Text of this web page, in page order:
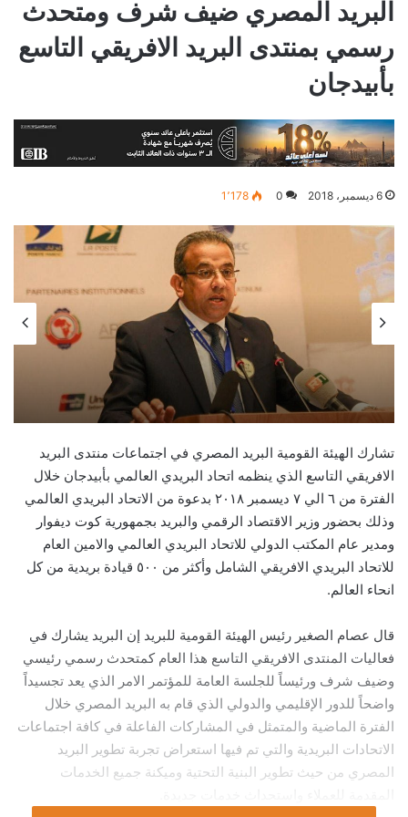
البريد المصري ضيف شرف ومتحدث
رسمي بمنتدى البريد الافريقي التاسع
بأبيدجان
6 ديسمبر، 2018 0 1٬178
تشارك الهيئة القومية البريد المصري في اجتماعات منتدى البريد
الافريقي التاسع الذي ينظمه اتحاد البريدي العالمي بأبيدجان خلال
الفترة من ٦ الي ٧ ديسمبر ٢٠١٨ بدعوة من الاتحاد البريدي العالمي
وذلك بحضور وزير الاقتصاد الرقمي والبريد بجمهورية كوت ديفوار
ومدير عام المكتب الدولي للاتحاد البريدي العالمي والامين العام
للاتحاد البريدي الافريقي الشامل وأكثر من ٥٠٠ قيادة بريدية من كل
انحاء العالم.
قال عصام الصغير رئيس الهيئة القومية للبريد إن البريد يشارك في
فعاليات المنتدى الافريقي التاسع هذا العام كمتحدث رسمي رئيسي
وضيف شرف ورئيساً للجلسة العامة للمؤتمر الامر الذي يعد تجسيداً
واضحاً للدور الإقليمي والدولي الذي قام به البريد المصري خلال
الفترة الماضية والمتمثل في المشاركات الفاعلة في كافة اجتماعات
الاتحادات البريدية والتي تم فيها استعراض تجربة تطوير البريد
المصري من حيث تطوير البنية التحتية وميكنة جميع الخدمات